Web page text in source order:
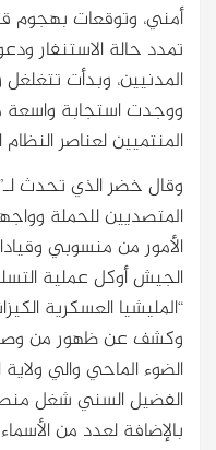
أمني، وتوقعات بهجوم
تمدد حالة الاستنفار
المدنيين، وبدأت
ووجدت استجابة
المنتميين لعناصر النظام
وقال خضر الذي تحدث
المتصديين للحملة
الأمور من منسوبي
الجيش أوكل عملية
“المليشيا العسكرية
وكشف عن ظهور من
الضوء الماحي والي
الفضيل السني شغل
بالإضافة لعدد من